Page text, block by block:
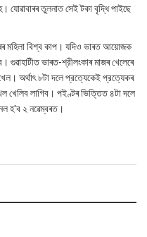
যোৱাবাৰৰ তুলনাত সেই টকা বৃদ্ধি পাইছে
মহিলা বিশ্ব কাপ। যদিও ভাৰত আয়োজক
গুৱাহাটীত ভাৰত-শ্রীলংকাৰ মাজৰ খেলেৰে
অর্থাৎ ৮টা দলে প্রত্যেকেই প্রত্যেকৰ
খেলিব লাগিব। পইণ্টৰ ভিত্তিত ৪টা দলে
হ'ব ২ নৱেম্বৰত।